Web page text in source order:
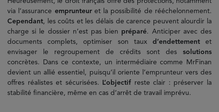
via l’assurance emprunteur et la possibilité de rééchelonnement.
Cependant, les coûts et les délais de carence peuvent alourdir la
charge si le dossier n’est pas bien préparé. Anticiper avec des
documents complets, optimiser son taux d’endettementet
envisager le regroupement de crédits sont des solutions
concrètes. Dans ce contexte, un intermédiaire comme MrFinan
devient un allié essentiel, puisqu’il oriente l’emprunteur vers des
offres réalistes et sécurisées.
L’objectif reste clair : préserver la
stabilité financière, même en cas d’arrêt de travail imprévu.